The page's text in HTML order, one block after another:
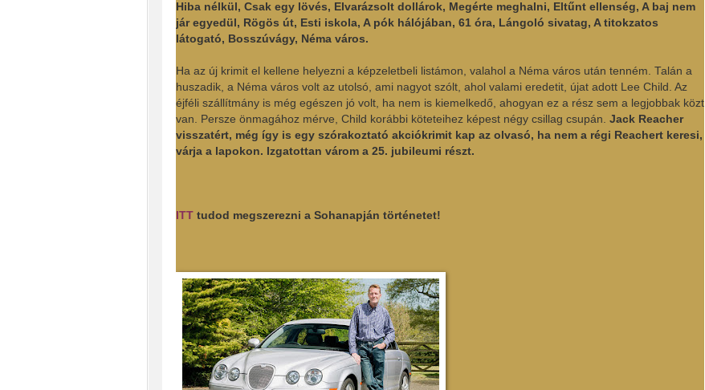
Hiba nélkül, Csak egy lövés, Elvarázsolt dollárok, Megérte meghalni, Eltűnt ellenség, A baj nem
jár egyedül, Rögös út, Esti iskola, A pók hálójában, 61 óra, Lángoló sivatag, A titokzatos
látogató, Bosszúvágy, Néma város.
Ha az új krimit el kellene helyezni a képzeletbeli listámon, valahol a Néma város után tenném. Talán a
huszadik, a Néma város volt az utolsó, ami nagyot szólt, ahol valami eredetit, újat adott Lee Child. Az
éjféli szállítmány is még egészen jó volt, ha nem is kiemelkedő, ahogyan ez a rész sem a legjobbak közt
van. Persze önmagához mérve, Child korábbi köteteihez képest négy csillag csupán. Jack Reacher
visszatért, még így is egy szórakoztató akciókrimit kap az olvasó, ha nem a régi Reachert keresi,
várja a lapokon. Izgatottan várom a 25. jubileumi részt.
ITTtudod megszerezni a Sohanapján történetet!